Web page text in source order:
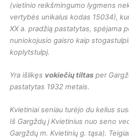
(vietinio reikšmingumo lygmens
vertybės unikalus kodas 15034),
XX a. pradžią pastatytas, spėjama
nuniokojusio gaisro kaip
koplytstulpį.
Yra išlikęs vokiečių tiltas per
pastatytas 1932 metais.
Kvietiniai seniau turėjo du kelius
Iš Gargždų į Kvietinius nuo seno
Gargždų m. Kvietinių g. tąsa).